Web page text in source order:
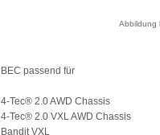
Abbildung
BEC passend für
4-Tec® 2.0 AWD Chassis
4-Tec® 2.0 VXL AWD Chassis
Bandit VXL